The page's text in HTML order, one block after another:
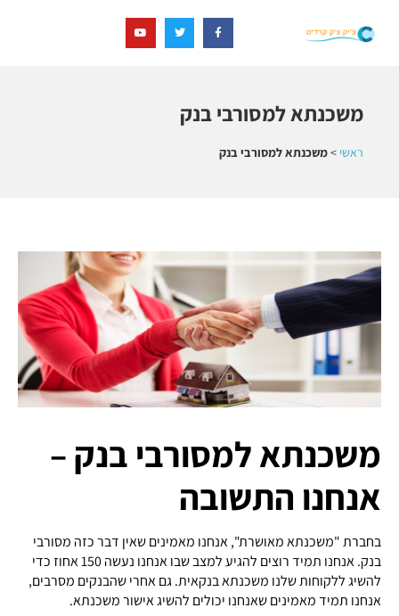
משכנתא למסורבי בנק
ראשי >משכנתא למסורבי בנק
משכנתא למסורבי בנק –
אנחנו התשובה
בחברת "משכנתא מאושרת", אנחנו מאמינים שאין דבר כזה מסורבי
בנק. אנחנו תמיד רוצים להגיע למצב שבו אנחנו נעשה 150 אחוז כדי
להשיג ללקוחות שלנו משכנתא בנקאית. גם אחרי שהבנקים מסרבים,
אנחנו תמיד מאמינים שאנחנו יכולים להשיג אישור משכנתא.